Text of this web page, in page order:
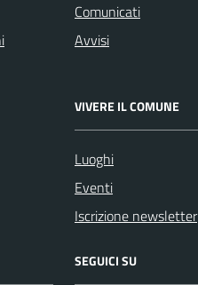
Comunicati
Avvisi
VIVERE IL COMUNE
Luoghi
Eventi
Iscrizione newsletter
SEGUICI SU